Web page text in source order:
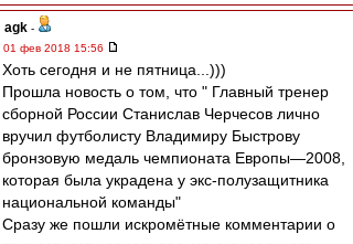
agk -
01 фев 2018 15:56
Хоть сегодня и не пятница...)))
Прошла новость о том, что " Главный тренер
сборной России Станислав Черчесов лично
вручил футболисту Владимиру Быстрову
бронзовую медаль чемпионата Европы—2008,
которая была украдена у экс-полузащитника
национальной команды"
Сразу же пошли искромётные комментарии о